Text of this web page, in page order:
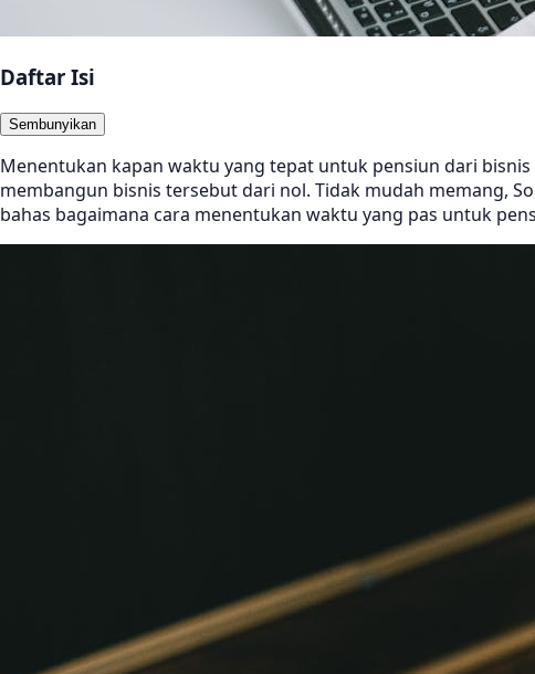
Daftar Isi
Sembunyikan
Menentukan kapan waktu yang tepat untuk pensiun dari
membangun bisnis tersebut dari nol. Tidak mudah memang,
bahas bagaimana cara menentukan waktu yang pas untuk